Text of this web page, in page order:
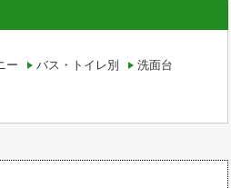
ー バス・トイレ別 洗面台